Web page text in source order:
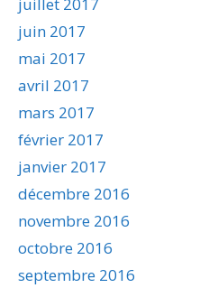
juin 2017
mai 2017
avril 2017
mars 2017
février 2017
janvier 2017
décembre 2016
novembre 2016
octobre 2016
septembre 2016